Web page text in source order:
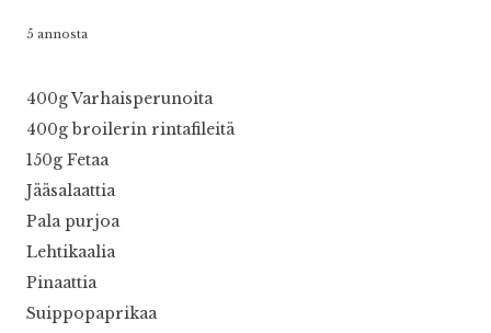
5 annosta
400g Varhaisperunoita
400g broilerin rintafileitä
150g Fetaa
Jääsalaattia
Pala purjoa
Lehtikaalia
Pinaattia
Suippopaprikaa